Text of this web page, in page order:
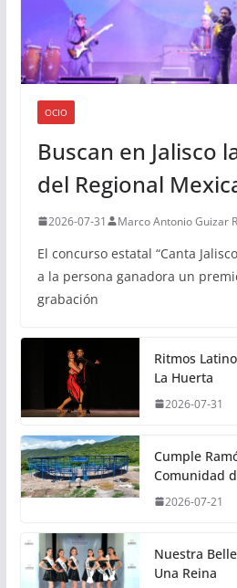
OCIO
Buscan en Jalisco
del Regional
2026-07-31 Marco Antonio Guizar
El concurso estatal “Canta
a la persona ganadora un
grabación
Ritmos
La Huerta
2026-07-31
Cumple
Comunidad
2026-07-21
Nuestra
Una Reina